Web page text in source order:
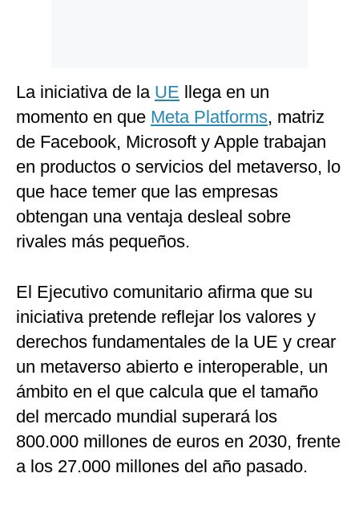
La iniciativa de la UE llega en un
momento en que Meta Platforms, matriz
de Facebook, Microsoft y Apple trabajan
en productos o servicios del metaverso, lo
que hace temer que las empresas
obtengan una ventaja desleal sobre
rivales más pequeños.
El Ejecutivo comunitario afirma que su
iniciativa pretende reflejar los valores y
derechos fundamentales de la UE y crear
un metaverso abierto e interoperable, un
ámbito en el que calcula que el tamaño
del mercado mundial superará los
800.000 millones de euros en 2030, frente
a los 27.000 millones del año pasado.